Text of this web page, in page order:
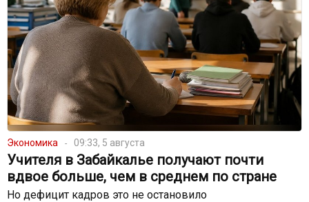
Экономика 09:33, 5 августа
Учителя в Забайкалье получают почти
вдвое больше, чем в среднем по стране
Но дефицит кадров это не остановило